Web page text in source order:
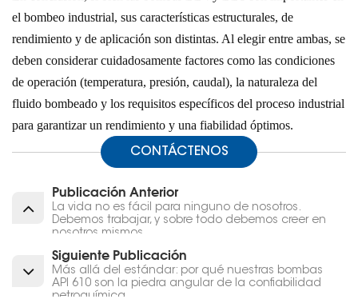
el bombeo industrial, sus características estructurales, de
rendimiento y de aplicación son distintas. Al elegir entre ambas, se
deben considerar cuidadosamente factores como las condiciones
de operación (temperatura, presión, caudal), la naturaleza del
fluido bombeado y los requisitos específicos del proceso industrial
para garantizar un rendimiento y una fiabilidad óptimos.
CONTÁCTENOS
Publicación Anterior
La vida no es fácil para ninguno de nosotros.
Debemos trabajar, y sobre todo debemos creer en
nosotros mismos.
Siguiente Publicación
Más allá del estándar: por qué nuestras bombas
API 610 son la piedra angular de la confiabilidad
petroquímica